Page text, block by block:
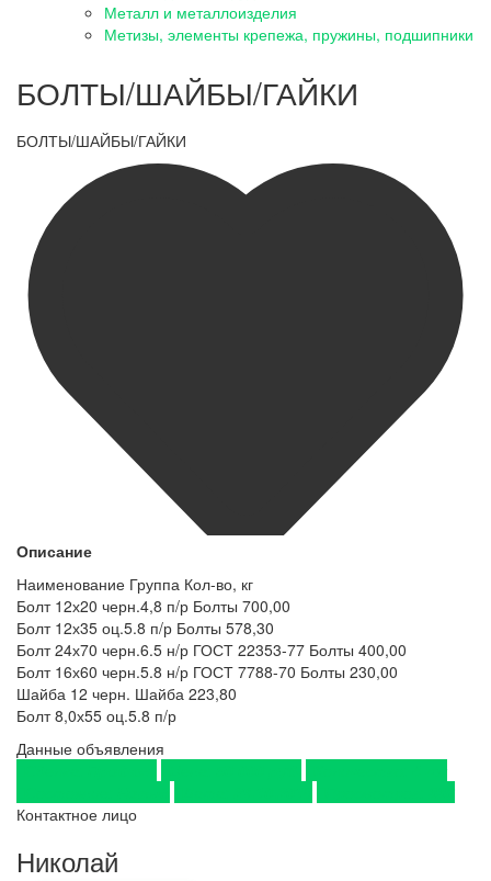
Металл и металлоизделия
Метизы, элементы крепежа, пружины, подшипники
БОЛТЫ/ШАЙБЫ/ГАЙКИ
БОЛТЫ/ШАЙБЫ/ГАЙКИ
Описание
Наименование Группа Кол-во, кг
Болт 12х20 черн.4,8 п/р Болты 700,00
Болт 12х35 оц.5.8 п/р Болты 578,30
Болт 24х70 черн.6.5 н/р ГОСТ 22353-77 Болты 400,00
Болт 16х60 черн.5.8 н/р ГОСТ 7788-70 Болты 230,00
Шайба 12 черн. Шайба 223,80
Болт 8,0х55 оц.5.8 п/р
Данные объявления
Контактное лицо
Николай